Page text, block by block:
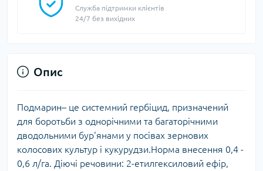
Служба підтримки клієнтів
24/7 без вихідних
Опис
Подмарин– це системний гербіцид, призначений
для боротьби з однорічними та багаторічними
дводольними бур'янами у посівах зернових
колосових культур і кукурудзи.Норма внесення 0,4 -
0,6 л/га. Діючі речовини: 2-етилгексиловий ефір,